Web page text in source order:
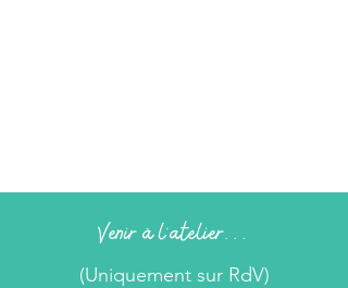
Venir à l'atelier...
(Uniquement sur RdV)